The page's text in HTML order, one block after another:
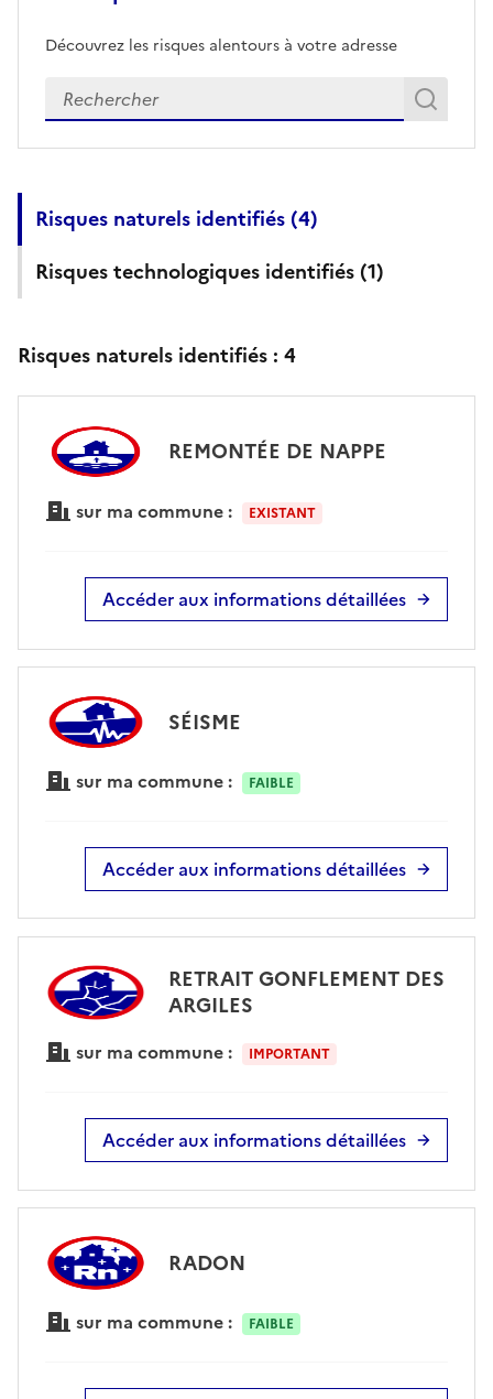
Découvrez les risques alentours à votre adresse
Veuillez renseigner votre adresse exacte
Risques naturels identifiés (4)
Risques technologiques identifiés (1)
Risques naturels identifiés : 4
REMONTÉE DE NAPPE
sur ma commune : EXISTANT
Accéder aux informations détaillées
SÉISME
sur ma commune : FAIBLE
Accéder aux informations détaillées
RETRAIT GONFLEMENT DES
ARGILES
sur ma commune : IMPORTANT
Accéder aux informations détaillées
RADON
sur ma commune : FAIBLE